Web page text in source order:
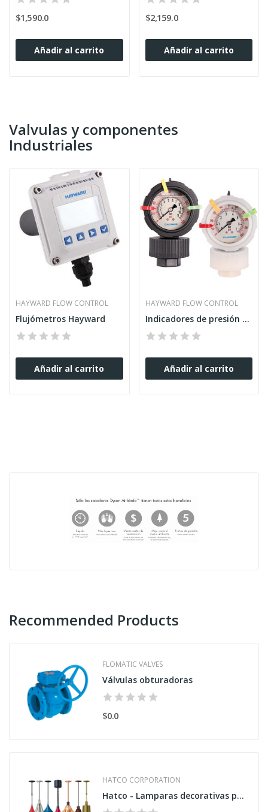
$1,590.0
Añadir al carrito
$2,159.0
Añadir al carrito
Valvulas y componentes
Industriales
HAYWARD FLOW CONTROL
Flujómetros Hayward
Añadir al carrito
HAYWARD FLOW CONTROL
Indicadores de presión Hayward
Añadir al carrito
Recommended Products
FLOMATIC VALVES
Válvulas obturadoras
$0.0
HATCO CORPORATION
Hatco - Lamparas decorativas para cocina